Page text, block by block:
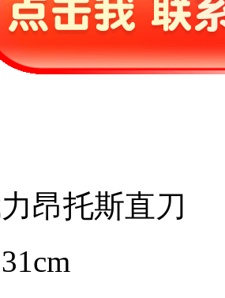
昂托斯直刀